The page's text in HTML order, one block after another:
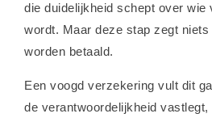
die duidelijkheid schept over wie
wordt. Maar deze stap zegt
worden betaald.
Een voogd verzekering vult dit
de verantwoordelijkheid